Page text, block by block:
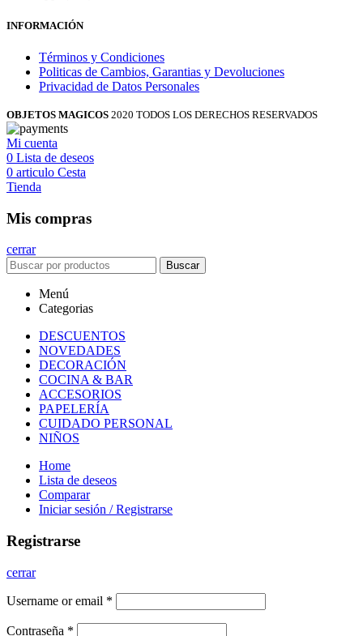
INFORMACIÓN
Términos y Condiciones
Politicas de Cambios, Garantias y Devoluciones
Privacidad de Datos Personales
OBJETOS MAGICOS 2020 TODOS LOS DERECHOS RESERVADOS
Mi cuenta
0 Lista de deseos
0 articulo Cesta
Tienda
Mis compras
cerrar
Buscar
Menú
Categorias
DESCUENTOS
NOVEDADES
DECORACIÓN
COCINA & BAR
ACCESORIOS
PAPELERÍA
CUIDADO PERSONAL
NIÑOS
Home
Lista de deseos
Comparar
Iniciar sesión / Registrarse
Registrarse
cerrar
Username or email *
Contraseña *